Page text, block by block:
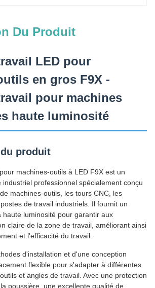
Du Produit
LED pour
en gros F9X -
pour machines
haute luminosité
produit
machines-outils à LED F9X est un
industriel professionnel spécialement conçu
machines-outils, les tours CNC, les
de travail industriels. Il fournit un
haute luminosité pour garantir aux
claire de la zone de travail, améliorant ainsi
et l'efficacité du travail.
d'installation et d'une conception
flexible pour s'adapter à différentes
et angles de travail. Avec une protection
poussière, une excellente qualité de